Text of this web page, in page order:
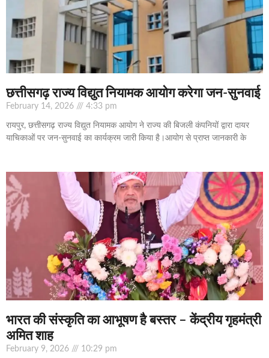
छत्तीसगढ़ राज्य विद्युत नियामक आयोग करेगा जन-सुनवाई
February 14, 2026 4:33 pm
रायपुर, छत्तीसगढ़ राज्य विद्युत नियामक आयोग ने राज्य की बिजली कंपनियों द्वारा दायर
याचिकाओं पर जन-सुनवाई का कार्यक्रम जारी किया है।आयोग से प्राप्त जानकारी के
भारत की संस्कृति का आभूषण है बस्तर – केंद्रीय गृहमंत्री
अमित शाह
February 9, 2026 10:29 pm